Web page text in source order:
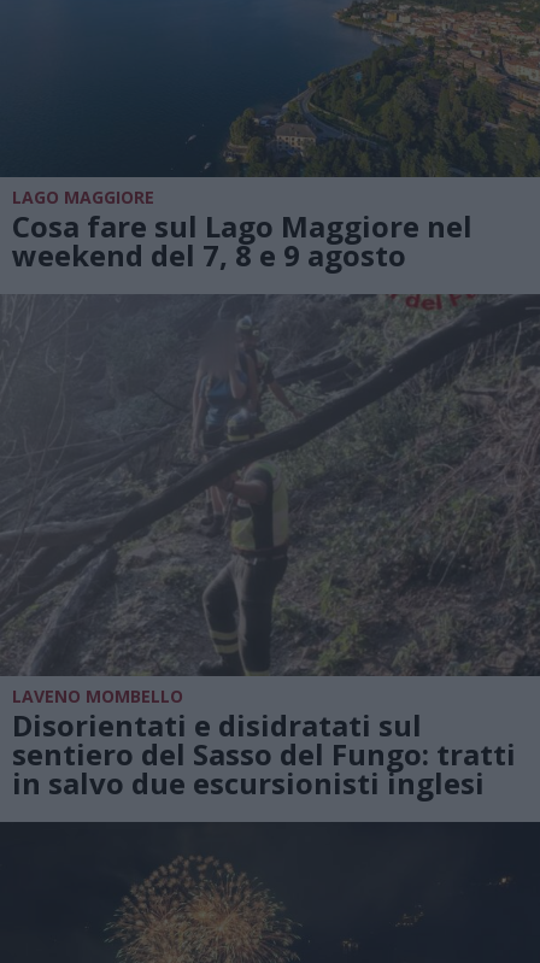
LAGO MAGGIORE
Cosa fare sul Lago Maggiore nel
weekend del 7, 8 e 9 agosto
LAVENO MOMBELLO
Disorientati e disidratati sul
sentiero del Sasso del Fungo: tratti
in salvo due escursionisti inglesi